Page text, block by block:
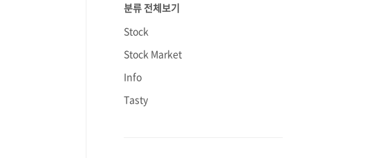
분류 전체보기
Stock
Stock Market
Info
Tasty